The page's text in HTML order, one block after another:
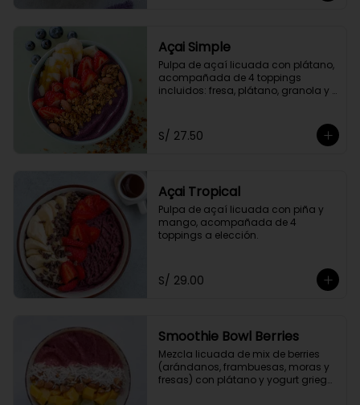
Açai Simple
Pulpa de açaí licuada con plátano,
acompañada de 4 toppings
incluidos: fresa, plátano, granola y
S/ 27.50
Açai Tropical
Pulpa de açaí licuada con piña y
mango, acompañada de 4
toppings a elección.
S/ 29.00
Smoothie Bowl Berries
Mezcla licuada de mix de berries
(arándanos, frambuesas, moras y
fresas) con plátano y yogurt griego